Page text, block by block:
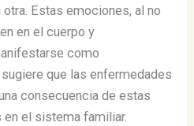
Estas emociones, al no
en el cuerpo y
como
que las enfermedades
consecuencia de estas
el sistema familiar​​​​.